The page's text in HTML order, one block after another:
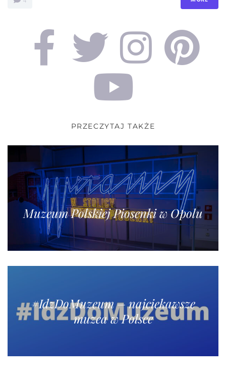
PRZECZYTAJ TAKŻE
Muzeum Polskiej Piosenki w Opolu
#IdzDoMuzeum – najciekawsze
muzea w Polsce